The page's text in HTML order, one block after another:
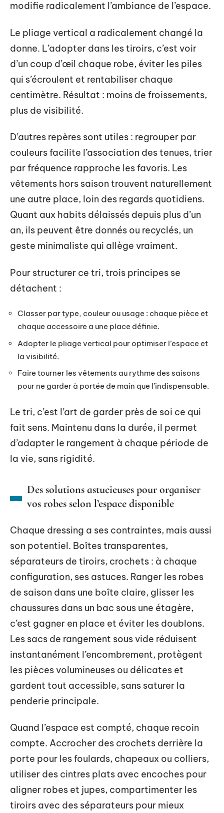
modifie radicalement l’ambiance de l’espace.
Le pliage vertical a radicalement changé la
donne. L’adopter dans les tiroirs, c’est voir
d’un coup d’œil chaque robe, éviter les piles
qui s’écroulent et rentabiliser chaque
centimètre. Résultat : moins de froissements,
plus de visibilité.
D’autres repères sont utiles : regrouper par
couleurs facilite l’association des tenues, trier
par fréquence rapproche les favoris. Les
vêtements hors saison trouvent naturellement
une autre place, loin des regards quotidiens.
Quant aux habits délaissés depuis plus d’un
an, ils peuvent être donnés ou recyclés, un
geste minimaliste qui allège vraiment.
Pour structurer ce tri, trois principes se
détachent :
Classer par type, couleur ou usage : chaque pièce et
chaque accessoire a une place définie.
Adopter le pliage vertical pour optimiser l’espace et
la visibilité.
Faire tourner les vêtements au rythme des saisons
pour ne garder à portée de main que l’indispensable.
Le tri, c’est l’art de garder près de soi ce qui
fait sens. Maintenu dans la durée, il permet
d’adapter le rangement à chaque période de
la vie, sans rigidité.
Des solutions astucieuses pour organiser
vos robes selon l’espace disponible
Chaque dressing a ses contraintes, mais aussi
son potentiel. Boîtes transparentes,
séparateurs de tiroirs, crochets : à chaque
configuration, ses astuces. Ranger les robes
de saison dans une boîte claire, glisser les
chaussures dans un bac sous une étagère,
c’est gagner en place et éviter les doublons.
Les sacs de rangement sous vide réduisent
instantanément l’encombrement, protègent
les pièces volumineuses ou délicates et
gardent tout accessible, sans saturer la
penderie principale.
Quand l’espace est compté, chaque recoin
compte. Accrocher des crochets derrière la
porte pour les foulards, chapeaux ou colliers,
utiliser des cintres plats avec encoches pour
aligner robes et jupes, compartimenter les
tiroirs avec des séparateurs pour mieux